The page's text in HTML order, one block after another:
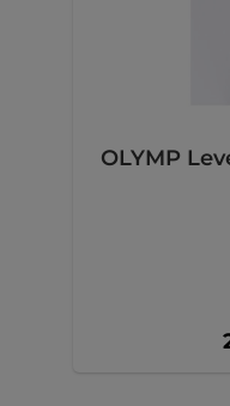
OLYMP